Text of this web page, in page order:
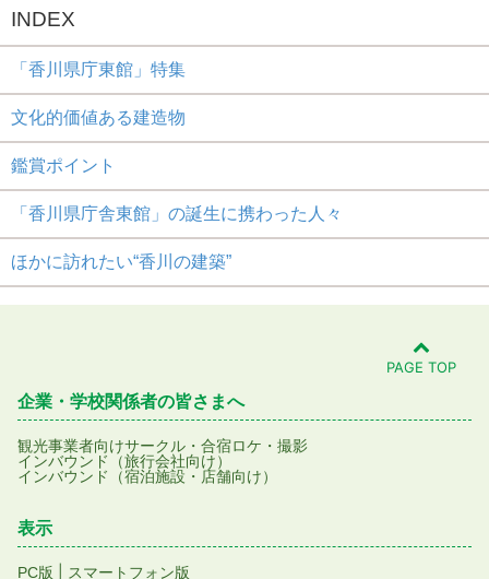
INDEX
「香川県庁東館」特集
文化的価値ある建造物
鑑賞ポイント
「香川県庁舎東館」の誕生に携わった人々
ほかに訪れたい“香川の建築”
PAGE TOP
企業・学校関係者の皆さまへ
観光事業者向けサークル・合宿ロケ・撮影
インバウンド（旅行会社向け）
インバウンド（宿泊施設・店舗向け）
表示
PC版 スマートフォン版